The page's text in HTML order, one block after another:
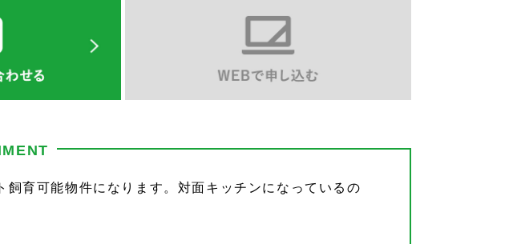
育可能物件になります。対面キッチンになっているの